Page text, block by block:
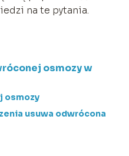
na te pytania.
osmozy w
osmozy
usuwa odwrócona